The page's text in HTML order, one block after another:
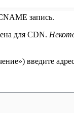
запись.
для CDN.
введите